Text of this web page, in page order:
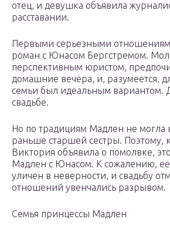
отец, и девушка объявила
расставании.
Первыми серьезными
роман с Юнасом Бергстремом.
перспективным юристом,
домашние вечера, и, разумеется,
семьи был идеальным вариантом.
свадьбе.
Но по традициям Мадлен не могла
раньше старшей сестры. Поэтому,
Виктория объявила о помолвке,
Мадлен с Юнасом. К сожалению,
уличен в неверности, и свадьбу
отношений увенчались разрывом.
Семья принцессы Мадлен